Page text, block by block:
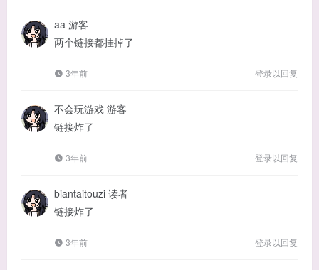
aa 游客
两个链接都挂掉了
3年前 登录以回复
不会玩游戏 游客
链接炸了
3年前 登录以回复
biantaitouzi 读者
链接炸了
3年前 登录以回复